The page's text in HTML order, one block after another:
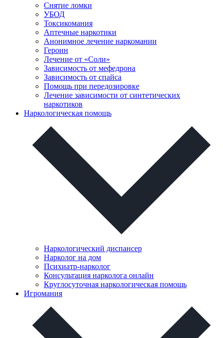
Снятие ломки
УБОД
Токсикомания
Аптечные наркотики
Анонимное лечение наркомании
Героин
Лечение от «Соли»
Зависимость от мефедрона
Зависимость от спайса
Помощь при передозировке
Лечение зависимости от синтетических
наркотиков
Наркологическая помощь
Наркологический диспансер
Нарколог на дом
Психиатр-нарколог
Консультация нарколога онлайн
Круглосуточная наркологическая помощь
Игромания